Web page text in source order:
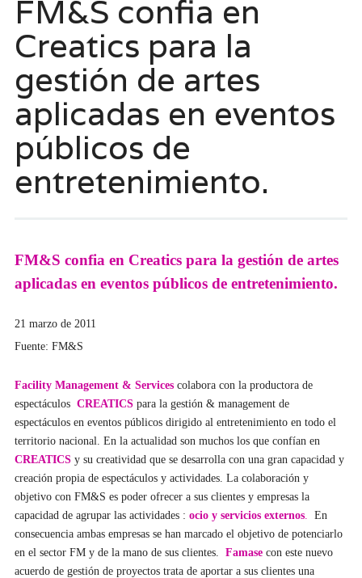
FM&S confia en
Creatics para la
gestión de artes
aplicadas en eventos
públicos de
entretenimiento.
FM&S confia en Creatics para la gestión de artes
aplicadas en eventos públicos de entretenimiento.
21 marzo de 2011
Fuente: FM&S
Facility Management & Servicescolabora con la productora de
espectáculos CREATICSpara la gestión & management de
espectáculos en eventos públicos dirigido al entretenimiento en todo el
territorio nacional. En la actualidad son muchos los que confían en
CREATICSy su creatividad que se desarrolla con una gran capacidad y
creación propia de espectáculos y actividades. La colaboración y
objetivo con FM&S es poder ofrecer a sus clientes y empresas la
capacidad de agrupar las actividades : ocio y servicios externos. En
consecuencia ambas empresas se han marcado el objetivo de potenciarlo
en el sector FM y de la mano de sus clientes. Famasecon este nuevo
acuerdo de gestión de proyectos trata de aportar a sus clientes una